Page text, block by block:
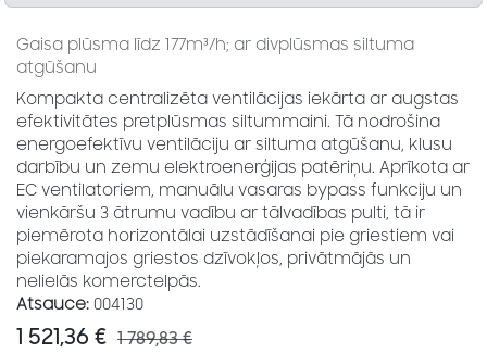
Gaisa plūsma līdz 177m³/h; ar divplūsmas siltuma
atgūšanu
Kompakta centralizēta ventilācijas iekārta ar augstas
efektivitātes pretplūsmas siltummaini. Tā nodrošina
energoefektīvu ventilāciju ar siltuma atgūšanu, klusu
darbību un zemu elektroenerģijas patēriņu. Aprīkota ar
EC ventilatoriem, manuālu vasaras bypass funkciju un
vienkāršu 3 ātrumu vadību ar tālvadības pulti, tā ir
piemērota horizontālai uzstādīšanai pie griestiem vai
piekaramajos griestos dzīvokļos, privātmājās un
nelielās komerctelpās.
Atsauce: 004130
1 521,36 € 1 789,83€